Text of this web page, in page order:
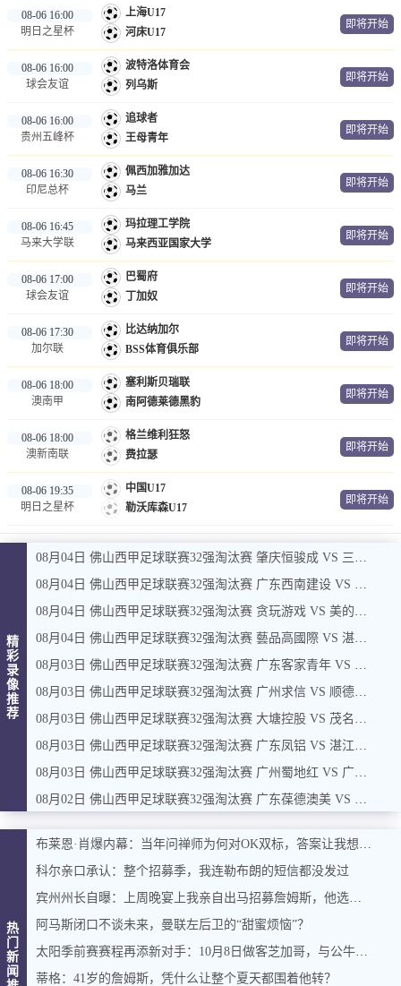
08-06 16:00
明日之星杯
上海U17
河床U17
即将开始
08-06 16:00
球会友谊
波特洛体育会
列乌斯
即将开始
08-06 16:00
贵州五峰杯
追球者
王母青年
即将开始
08-06 16:30
印尼总杯
佩西加雅加达
马兰
即将开始
08-06 16:45
马来大学联
玛拉理工学院
马来西亚国家大学
即将开始
08-06 17:00
球会友谊
巴蜀府
丁加奴
即将开始
08-06 17:30
加尔联
比达纳加尔
BSS体育俱乐部
即将开始
08-06 18:00
澳南甲
塞利斯贝瑞联
南阿德莱德黑豹
即将开始
08-06 18:00
澳新南联
格兰维利狂怒
费拉瑟
即将开始
08-06 19:35
明日之星杯
中国U17
勒沃库森U17
即将开始
精
彩
录
像
推
荐
08月04日 佛山西甲足球联赛32强淘汰赛 肇庆恒骏成 VS 三七互娱 全场录像
08月04日 佛山西甲足球联赛32强淘汰赛 广东西南建设 VS 香港圣徒 全场录像
08月04日 佛山西甲足球联赛32强淘汰赛 贪玩游戏 VS 美的薪火 全场录像
08月04日 佛山西甲足球联赛32强淘汰赛 藝品高國際 VS 湛江狂狼·粵辉能源 全场录像
08月03日 佛山西甲足球联赛32强淘汰赛 广东客家青年 VS 广州英华思力U17 全场录像
08月03日 佛山西甲足球联赛32强淘汰赛 广州求信 VS 顺德新青年 全场录像
08月03日 佛山西甲足球联赛32强淘汰赛 大塘控股 VS 茂名市点都得 全场录像
08月03日 佛山西甲足球联赛32强淘汰赛 广东凤铝 VS 湛江八部科技 全场录像
08月03日 佛山西甲足球联赛32强淘汰赛 广州蜀地红 VS 广州戴拿模 全场录像
08月02日 佛山西甲足球联赛32强淘汰赛 广东葆德澳美 VS 白坭兴龙 全场录像
热
门
新
闻
布莱恩·肖爆内幕：当年问禅师为何对OK双标，答案让我想起训狗那套
科尔亲口承认：整个招募季，我连勒布朗的短信都没发过
宾州州长自曝：上周晚宴上我亲自出马招募詹姆斯，他选了费城，我挺高兴
阿马斯闭口不谈未来，曼联左后卫的“甜蜜烦恼”？
太阳季前赛赛程再添新对手：10月8日做客芝加哥，与公牛过招
蒂格：41岁的詹姆斯，凭什么让整个夏天都围着他转？